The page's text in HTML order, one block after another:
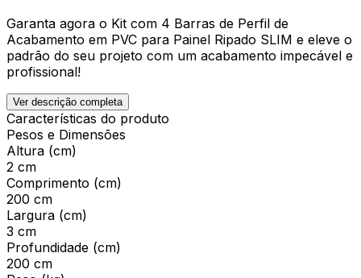
Garanta agora o Kit com 4 Barras de Perfil de
Acabamento em PVC para Painel Ripado SLIM e eleve o
padrão do seu projeto com um acabamento impecável e
profissional!
Ver descrição completa
Características do produto
Pesos e Dimensões
Altura (cm)
2 cm
Comprimento (cm)
200 cm
Largura (cm)
3 cm
Profundidade (cm)
200 cm